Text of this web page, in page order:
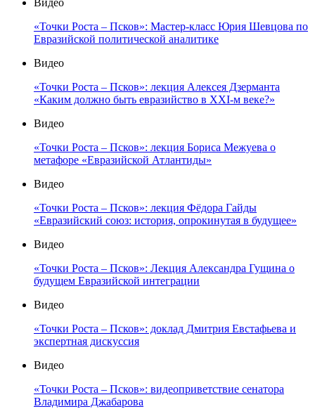
Видео
«Точки Роста – Псков»: Мастер-класс Юрия Шевцова по
Евразийской политической аналитике
Видео
«Точки Роста – Псков»: лекция Алексея Дзерманта
«Каким должно быть евразийство в XXI-м веке?»
Видео
«Точки Роста – Псков»: лекция Бориса Межуева о
метафоре «Евразийской Атлантиды»
Видео
«Точки Роста – Псков»: лекция Фёдора Гайды
«Евразийский союз: история, опрокинутая в будущее»
Видео
«Точки Роста – Псков»: Лекция Александра Гущина о
будущем Евразийской интеграции
Видео
«Точки Роста – Псков»: доклад Дмитрия Евстафьева и
экспертная дискуссия
Видео
«Точки Роста – Псков»: видеоприветствие сенатора
Владимира Джабарова